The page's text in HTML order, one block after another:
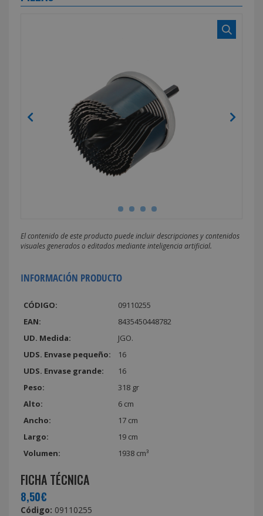
El contenido de este producto puede incluir descripciones y contenidos
visuales generados o editados mediante inteligencia artificial.
INFORMACIÓN PRODUCTO
CÓDIGO:
09110255
EAN:
8435450448782
UD. Medida:
JGO.
UDS. Envase pequeño:
16
UDS. Envase grande:
16
Peso:
318 gr
Alto:
6 cm
Ancho:
17 cm
Largo:
19 cm
Volumen:
1938 cm³
FICHA TÉCNICA
8,50€
Código: 09110255